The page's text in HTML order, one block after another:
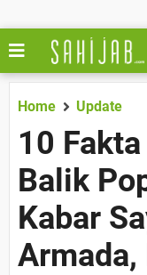
Home Update
10
Balik
Kabar
Armada,